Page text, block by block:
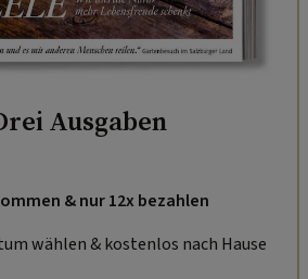
Ausgaben
& nur 12x bezahlen
wählen & kostenlos nach Hause